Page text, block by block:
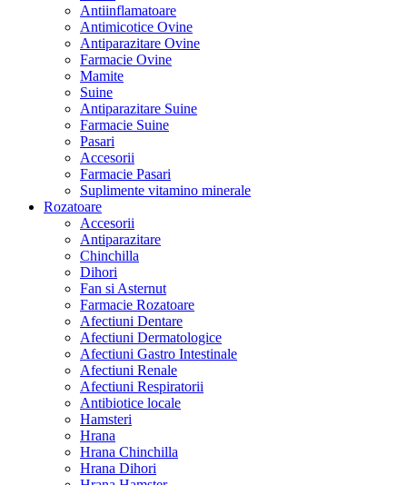
Antiinflamatoare
Antimicotice Ovine
Antiparazitare Ovine
Farmacie Ovine
Mamite
Suine
Antiparazitare Suine
Farmacie Suine
Pasari
Accesorii
Farmacie Pasari
Suplimente vitamino minerale
Rozatoare
Accesorii
Antiparazitare
Chinchilla
Dihori
Fan si Asternut
Farmacie Rozatoare
Afectiuni Dentare
Afectiuni Dermatologice
Afectiuni Gastro Intestinale
Afectiuni Renale
Afectiuni Respiratorii
Antibiotice locale
Hamsteri
Hrana
Hrana Chinchilla
Hrana Dihori